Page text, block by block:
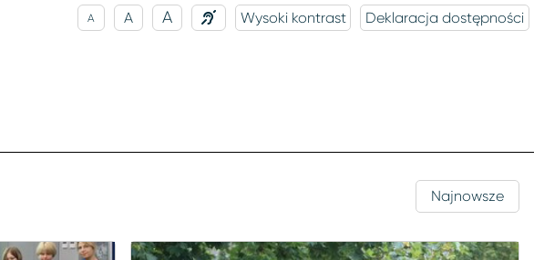
A A A Wysoki kontrast Deklaracja dostępności
Najnowsze